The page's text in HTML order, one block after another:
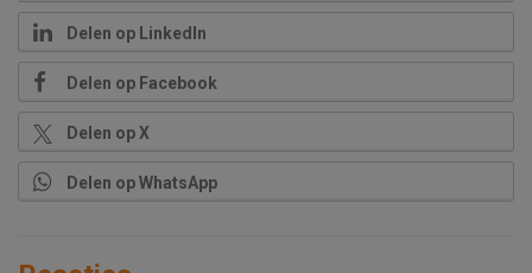
Delen op LinkedIn
Delen op Facebook
Delen op X
Delen op WhatsApp